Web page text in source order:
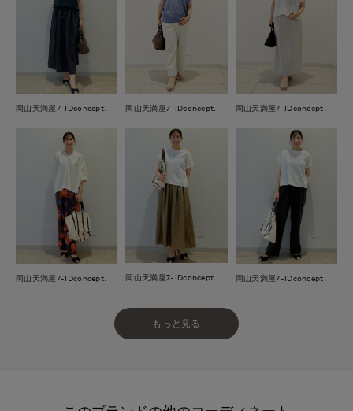
岡山天満屋7-IDconcept. 岡山天満屋7-IDconcept. 岡山天満屋7-IDconcept.
岡山天満屋7-IDconcept. 岡山天満屋7-IDconcept. 岡山天満屋7-IDconcept.
もっと見る